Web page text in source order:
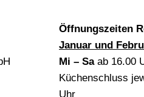
Öffnungszeiten
Januar und
Mi – Sa ab 16.00
Küchenschluss
Uhr